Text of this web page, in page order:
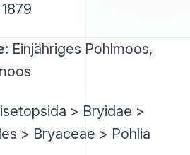
Einjähriges Pohlmoos,
> Bryidae >
> Bryaceae > Pohlia